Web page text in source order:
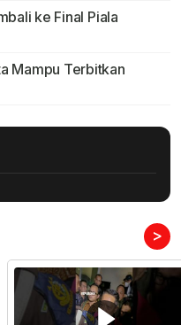
ke Final Piala
Mampu Terbitkan
>